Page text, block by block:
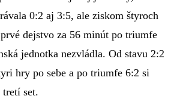
0:2 aj 3:5, ale ziskom štyroch
dejstvo za 56 minút po triumfe
jednotka nezvládla. Od stavu 2:2
hry po sebe a po triumfe 6:2 si
set.